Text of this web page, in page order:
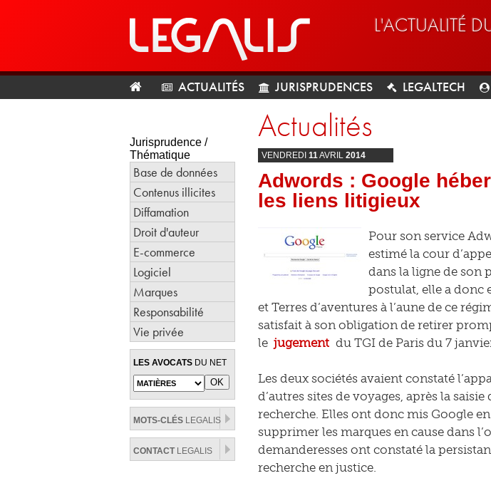
L'ACTUALITÉ
ACTUALITÉS JURISPRUDENCES LEGALTECH
Jurisprudence /
Thématique
Base de données
Contenus illicites
Diffamation
Droit d'auteur
E-commerce
Logiciel
Marques
Responsabilité
Vie privée
LES AVOCATS DU NET
MOTS-CLÉS LEGALIS
CONTACTLEGALIS
Actualités
VENDREDI 11AVRIL 2014
Adwords : Google
les liens litigieux
Pour son service
estimé la cour
dans la ligne de son
postulat, elle a donc
et Terres d’aventures à l’aune de ce
satisfait à son obligation de retirer
le jugement du TGI de Paris du 7
Les deux sociétés avaient constaté
d’autres sites de voyages, après la
recherche. Elles ont donc mis Google
supprimer les marques en cause dans
demanderesses ont constaté la
recherche en justice.